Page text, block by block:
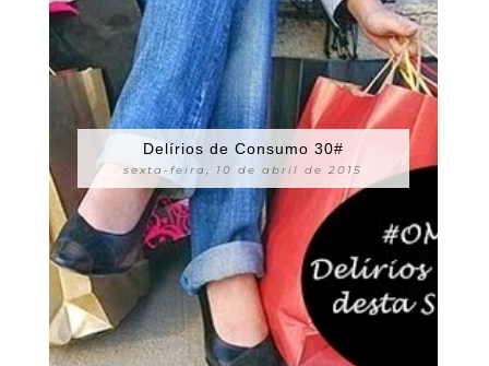
Delírios de Consumo 30#
sexta-feira, 10 de abril de 2015